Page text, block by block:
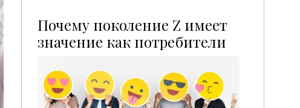
Почему поколение Z имеет
значение как потребители